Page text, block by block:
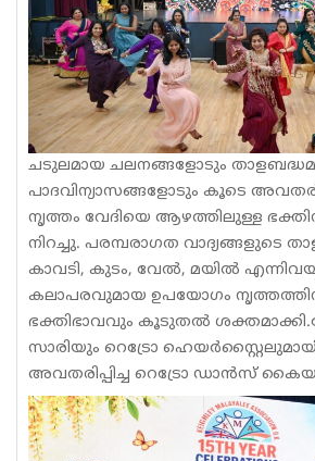
ചടുലമായ ചലനങ്ങളോടും
പാദവിന്യാസങ്ങളോടും കൂടെ
നൃത്തം വേദിയെ ആഴത്തിലുള്ള
നിറച്ചു. പരമ്പരാഗത വാദ്യങ്ങളുടെ
കാവടി, കുടം, വേൽ, മയിൽ
കലാപരവുമായ ഉപയോഗം
ഭക്തിഭാവവും കൂടുതൽ
സാരിയും റെട്രോ
അവതരിപ്പിച്ച റെട്രോ ഡാൻസ്